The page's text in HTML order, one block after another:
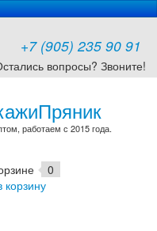
+7 (905) 235 90 91
вопросы? Звоните!
работаем с 2015 года.
0
корзину